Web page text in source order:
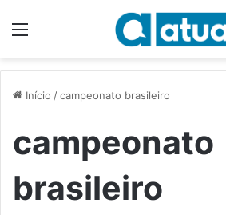
Início /campeonato brasileiro
campeonato
brasileiro